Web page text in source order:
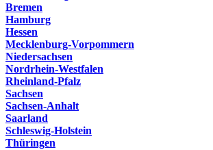
Bremen
Hamburg
Hessen
Mecklenburg-Vorpommern
Niedersachsen
Nordrhein-Westfalen
Rheinland-Pfalz
Sachsen
Sachsen-Anhalt
Saarland
Schleswig-Holstein
Thüringen